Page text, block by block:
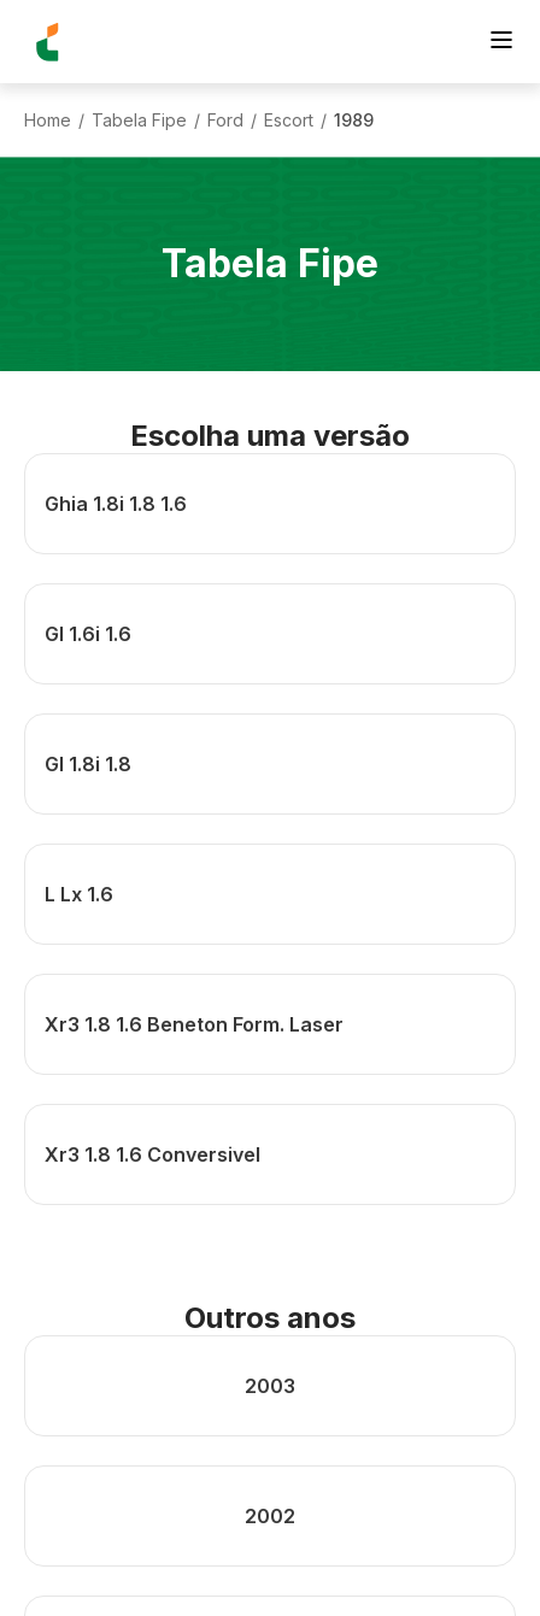
Home / Tabela Fipe / Ford / Escort / 1989
Tabela Fipe
Escolha uma versão
Ghia 1.8i 1.8 1.6
Gl 1.6i 1.6
Gl 1.8i 1.8
L Lx 1.6
Xr3 1.8 1.6 Beneton Form. Laser
Xr3 1.8 1.6 Conversivel
Outros anos
2003
2002